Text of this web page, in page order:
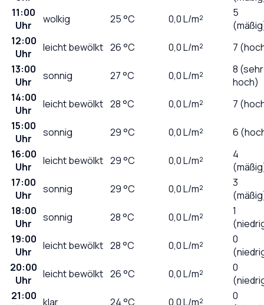
11:00
Uhr
wolkig 25°C 0,0L/m²
5
12:00
Uhr
leicht bewölkt 26°C 0,0L/m²
7
13:00
Uhr
sonnig 27°C 0,0L/m²
8 (sehr
hoch)
14:00
Uhr
leicht bewölkt 28°C 0,0L/m²
7
15:00
Uhr
sonnig 29°C 0,0L/m²
6
16:00
Uhr
leicht bewölkt 29°C 0,0L/m²
4
17:00
Uhr
sonnig 29°C 0,0L/m²
3
18:00
Uhr
sonnig 28°C 0,0L/m²
1
19:00
Uhr
leicht bewölkt 28°C 0,0L/m²
0
20:00
Uhr
leicht bewölkt 26°C 0,0L/m²
0
21:00 klar 24°C 0,0L/m²
0